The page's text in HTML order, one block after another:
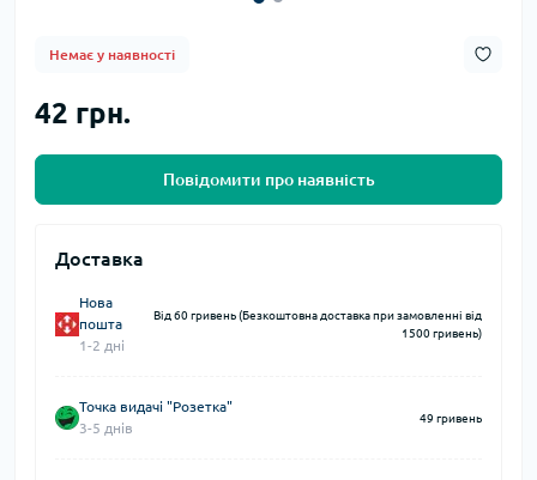
Немає у наявності
42 грн.
Повідомити про наявність
Доставка
Нова
пошта
1-2 дні
Від 60 гривень (Безкоштовна доставка при замовленні від
1500 гривень)
Точка видачі "Розетка"
3-5 днів
49 гривень